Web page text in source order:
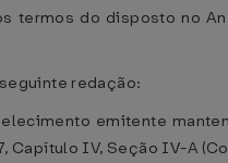
termos do disposto no
redação:
emitente
Capítulo IV, Seção IV-A